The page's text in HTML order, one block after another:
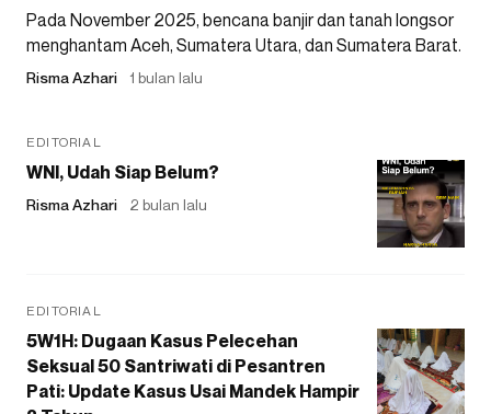
Pada November 2025, bencana banjir dan tanah longsor
menghantam Aceh, Sumatera Utara, dan Sumatera Barat.
Risma Azhari 1 bulan lalu
EDITORIAL
WNI, Udah Siap Belum?
Risma Azhari 2 bulan lalu
EDITORIAL
5W1H: Dugaan Kasus Pelecehan
Seksual 50 Santriwati di Pesantren
Pati: Update Kasus Usai Mandek Hampir